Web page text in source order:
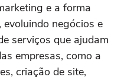
e a forma
negócios e
serviços que ajudam
empresas, como a
criação de site,